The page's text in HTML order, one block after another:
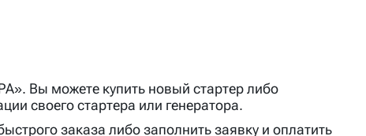
Вы можете купить новый стартер либо
своего стартера или генератора.
заказа либо заполнить заявку и оплатить